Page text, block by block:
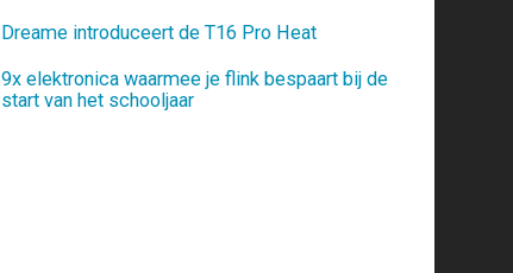
Dreame introduceert de T16 Pro Heat
9x elektronica waarmee je flink bespaart bij de
start van het schooljaar